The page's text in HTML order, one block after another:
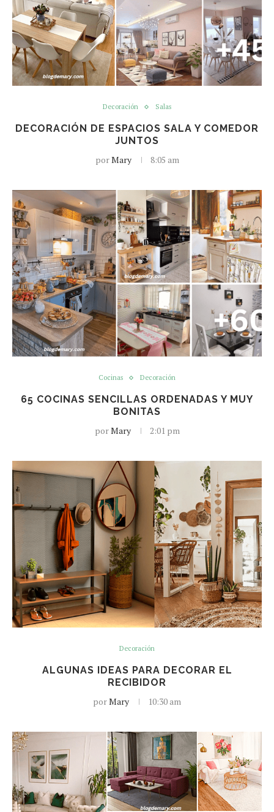
Decoración Salas
DECORACIÓN DE ESPACIOS SALA Y COMEDOR
JUNTOS
porMary 8:05 am
Cocinas Decoración
65 COCINAS SENCILLAS ORDENADAS Y MUY
BONITAS
porMary 2:01 pm
Decoración
ALGUNAS IDEAS PARA DECORAR EL
RECIBIDOR
porMary 10:30 am